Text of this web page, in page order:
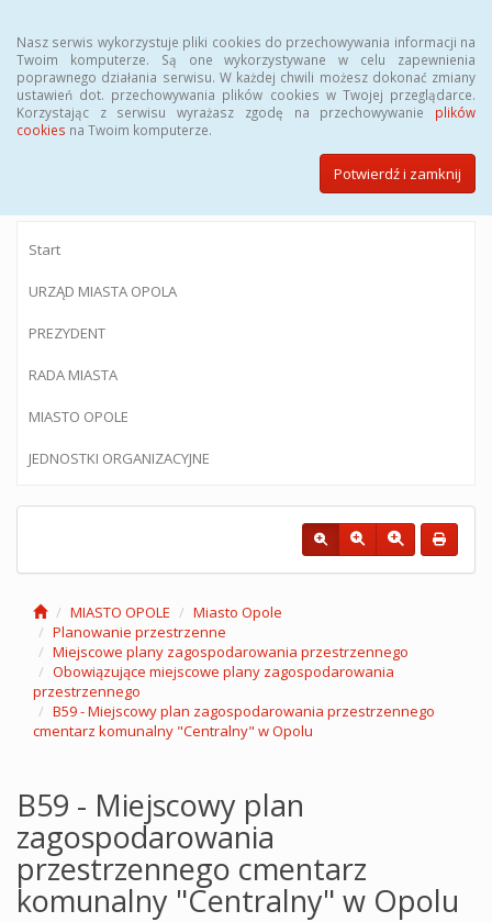
Nasz serwis wykorzystuje pliki cookies do przechowywania informacji na
Twoim komputerze. Są one wykorzystywane w celu zapewnienia
poprawnego działania serwisu. W każdej chwili możesz dokonać zmiany
ustawień dot. przechowywania plików cookies w Twojej przeglądarce.
Korzystając z serwisu wyrażasz zgodę na przechowywanie plików
cookies na Twoim komputerze.
Potwierdź i zamknij
BIULETYN INFORMACJI PUBLICZNEJ
Urzędu Miasta Opola
Start
URZĄD MIASTA OPOLA
PREZYDENT
RADA MIASTA
MIASTO OPOLE
JEDNOSTKI ORGANIZACYJNE
MIASTO OPOLE
Miasto Opole
Planowanie przestrzenne
Miejscowe plany zagospodarowania przestrzennego
Obowiązujące miejscowe plany zagospodarowania
przestrzennego
B59 - Miejscowy plan zagospodarowania przestrzennego
cmentarz komunalny "Centralny" w Opolu
B59 - Miejscowy plan
zagospodarowania
przestrzennego cmentarz
komunalny "Centralny" w Opolu